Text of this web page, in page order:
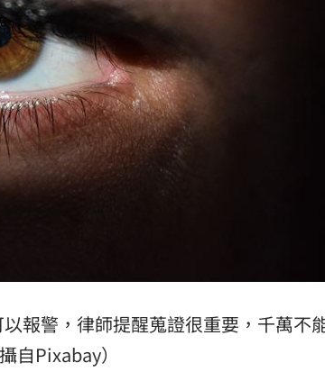
以報警，律師提醒蒐證很重要，千萬不
自Pixabay）